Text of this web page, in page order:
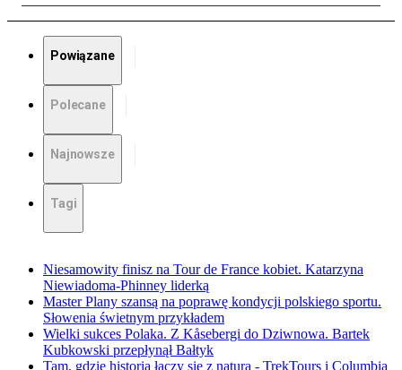
Powiązane
Polecane
Najnowsze
Tagi
Niesamowity finisz na Tour de France kobiet. Katarzyna
Niewiadoma-Phinney liderką
Master Plany szansą na poprawę kondycji polskiego sportu.
Słowenia świetnym przykładem
Wielki sukces Polaka. Z Kåsebergi do Dziwnowa. Bartek
Kubkowski przepłynął Bałtyk
Tam, gdzie historia łączy się z naturą - TrekTours i Columbia